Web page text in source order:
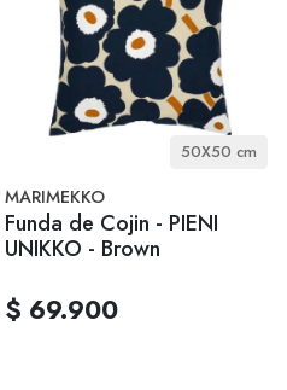
50X50 cm
MARIMEKKO
Funda de Cojin - PIENI
UNIKKO - Brown
$ 69.900